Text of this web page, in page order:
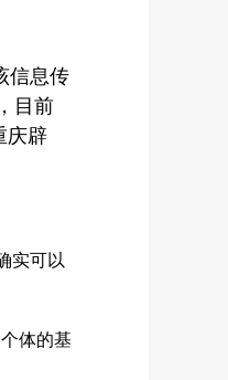
信息传
目前
庆辟
实可以
体的基